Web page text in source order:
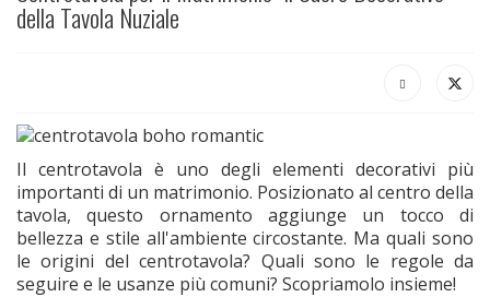
della Tavola Nuziale
Il centrotavola è uno degli elementi decorativi più
importanti di un matrimonio. Posizionato al centro della
tavola, questo ornamento aggiunge un tocco di
bellezza e stile all'ambiente circostante. Ma quali sono
le origini del centrotavola? Quali sono le regole da
seguire e le usanze più comuni? Scopriamolo insieme!